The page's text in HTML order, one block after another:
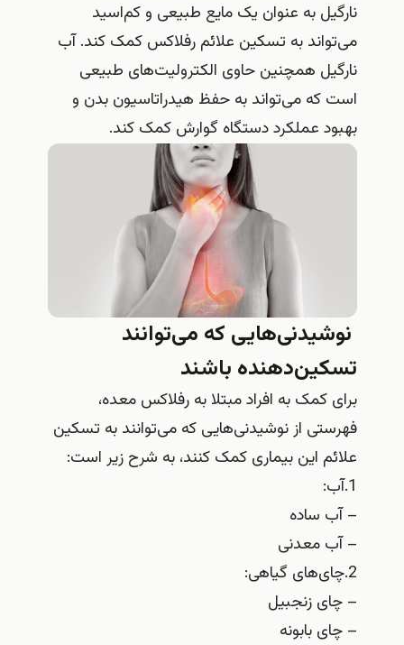
نارگیل به عنوان یک مایع طبیعی و کم‌اسید
می‌تواند به تسکین علائم رفلاکس کمک کند. آب
نارگیل همچنین حاوی الکترولیت‌های طبیعی
است که می‌تواند به حفظ هیدراتاسیون بدن و
بهبود عملکرد دستگاه گوارش کمک کند.
نوشیدنی‌هایی که می‌توانند
تسکین‌دهنده باشند
برای کمک به افراد مبتلا به رفلاکس معده،
فهرستی از نوشیدنی‌هایی که می‌توانند به تسکین
علائم این بیماری کمک کنند، به شرح زیر است:
1.آب:
– آب ساده
– آب معدنی
2.چای‌های گیاهی:
– چای زنجبیل
– چای بابونه